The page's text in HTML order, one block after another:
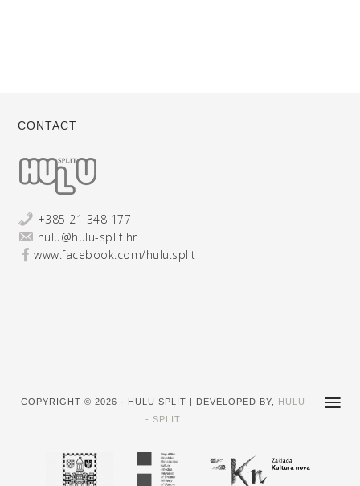
CONTACT
+385 21 348 177
hulu@hulu-split.hr
www.facebook.com/hulu.split
COPYRIGHT © 2026 · HULU SPLIT | DEVELOPED BY,
HULU
- SPLIT